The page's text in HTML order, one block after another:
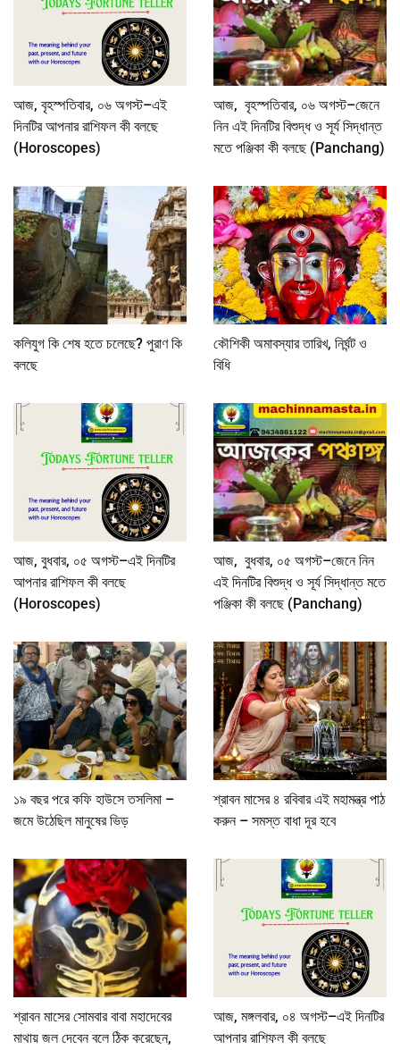
আজ, বৃহস্পতিবার, ০৬ অগস্ট–এই
দিনটির আপনার রাশিফল কী বলছে
(Horoscopes)
আজ, বৃহস্পতিবার, ০৬ অগস্ট–জেনে
নিন এই দিনটির বিশুদ্ধ ও সূর্য সিদ্ধান্ত
মতে পঞ্জিকা কী বলছে (Panchang)
কলিযুগ কি শেষ হতে চলেছে? পুরাণ কি
বলছে
কৌশিকী অমাবস্যার তারিখ, নির্ঘন্ট ও
বিধি
আজ, বুধবার, ০৫ অগস্ট–এই দিনটির
আপনার রাশিফল কী বলছে
(Horoscopes)
আজ, বুধবার, ০৫ অগস্ট–জেনে নিন
এই দিনটির বিশুদ্ধ ও সূর্য সিদ্ধান্ত মতে
পঞ্জিকা কী বলছে (Panchang)
১৯ বছর পরে কফি হাউসে তসলিমা –
জমে উঠেছিল মানুষের ভিড়
শ্রাবন মাসের ৪ রবিবার এই মহামন্ত্র পাঠ
করুন – সমস্ত বাধা দূর হবে
শ্রাবন মাসের সোমবার বাবা মহাদেবের
মাথায় জল দেবেন বলে ঠিক করেছেন,
আজ, মঙ্গলবার, ০৪ অগস্ট–এই দিনটির
আপনার রাশিফল কী বলছে